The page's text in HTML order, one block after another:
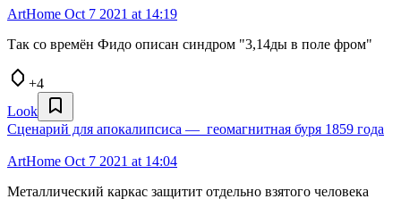
ArtHome Oct 7 2021 at 14:19
Так со времён Фидо описан синдром "3,14ды в поле фром"
+4
Look
Сценарий для апокалипсиса — геомагнитная буря 1859 года
ArtHome Oct 7 2021 at 14:04
Металлический каркас защитит отдельно взятого человека